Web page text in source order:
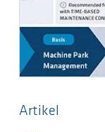
Artikel